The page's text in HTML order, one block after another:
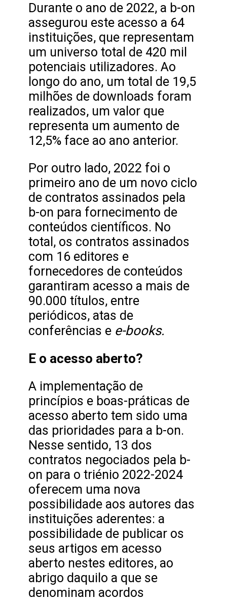
Durante o ano de 2022, a b-on
assegurou este acesso a 64
instituições, que representam
um universo total de 420 mil
potenciais utilizadores. Ao
longo do ano, um total de 19,5
milhões de downloads foram
realizados, um valor que
representa um aumento de
12,5% face ao ano anterior.
Por outro lado, 2022 foi o
primeiro ano de um novo ciclo
de contratos assinados pela
b-on para fornecimento de
conteúdos científicos. No
total, os contratos assinados
com 16 editores e
fornecedores de conteúdos
garantiram acesso a mais de
90.000 títulos, entre
periódicos, atas de
conferências e e-books.
E o acesso aberto?
A implementação de
princípios e boas-práticas de
acesso aberto tem sido uma
das prioridades para a b-on.
Nesse sentido, 13 dos
contratos negociados pela b-
on para o triénio 2022-2024
oferecem uma nova
possibilidade aos autores das
instituições aderentes: a
possibilidade de publicar os
seus artigos em acesso
aberto nestes editores, ao
abrigo daquilo a que se
denominam acordos